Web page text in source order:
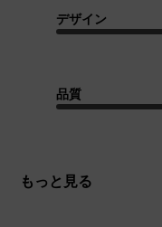
デザイン
品質
もっと見る